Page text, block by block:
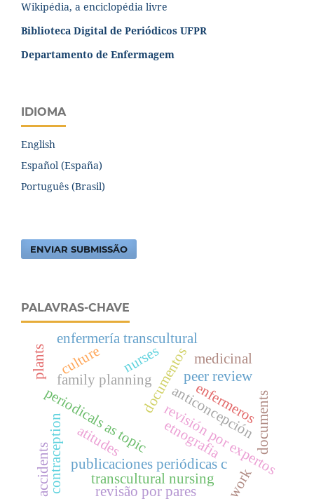
Biblioteca Digital de Periódicos UFPR
Departamento de Enfermagem
IDIOMA
English
Español (España)
Português (Brasil)
ENVIAR SUBMISSÃO
PALAVRAS-CHAVE
documentos
periodicals as topic revisión por expertos
publicaciones periódicas c
transcultural nursing
enfermería transcultural
family planning
contraception
anticoncepción
peer review
documents
nurses
enfermeros
accidents
etnografia
atitudes
culture
plants medicinal
revisão por pares work